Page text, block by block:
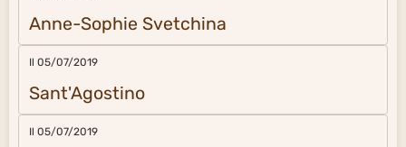
Anne-Sophie Svetchina
Il 05/07/2019
Sant'Agostino
Il 05/07/2019